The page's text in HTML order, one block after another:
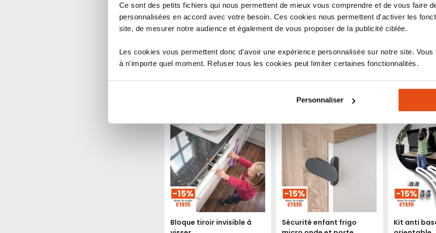
Ce sont des petits fichiers qui nous permettent de mieux vous comprendre et de vous faire
personnalisées en accord avec votre besoin. Ces cookies nous permettent d'activer les
site, de mesurer notre audience et également de vous proposer de la publicité ciblée.
Les cookies vous permettent donc d'avoir une expérience personnalisée sur notre site.
à n'importe quel moment. Refuser tous les cookies peut limiter certaines fonctionnalités.
Personnaliser
Bande antidérapante
escalier
Indice de sécurité :
Produit épuisé
favoris
Sécurité porte four
Indice de sécurité :
Produit épuisé
favoris
Ajouter
comparateur
Grille de
plante
Indice de sécurité :
Ajouter
Bloque tiroir invisible à
Sécurité enfant frigo
Kit anti